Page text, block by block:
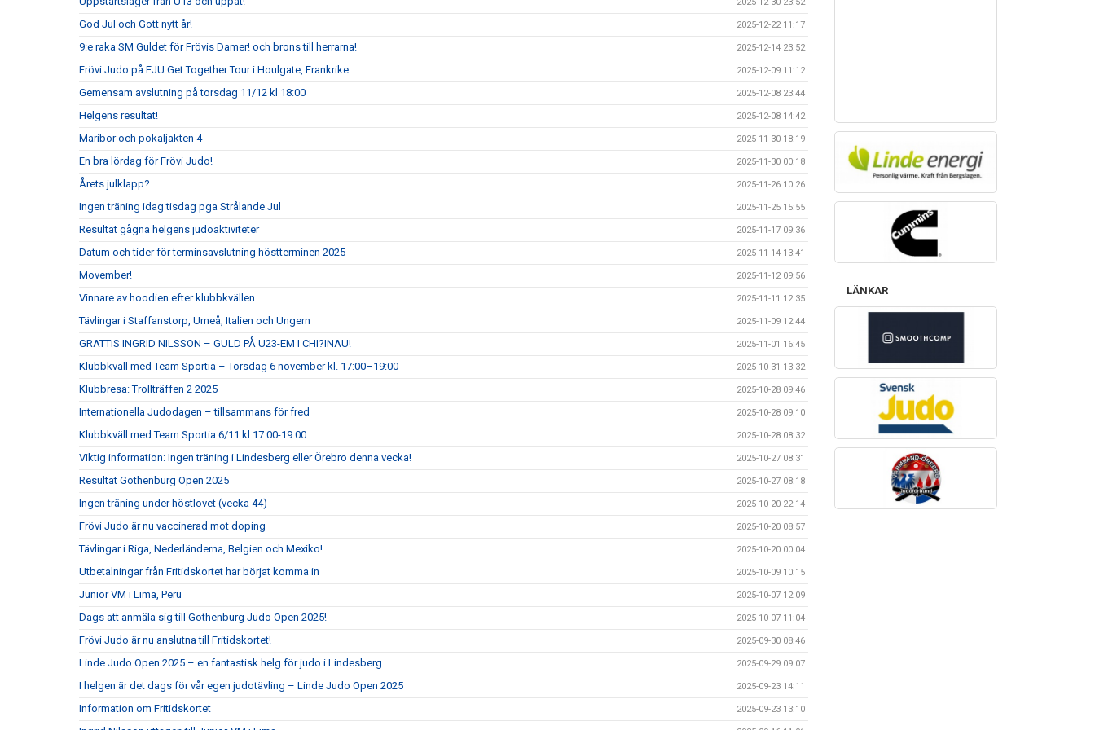
God Jul och Gott nytt år! 2025-12-22 11:17
9:e raka SM Guldet för Frövis Damer! och brons till herrarna! 2025-12-14 23:52
Frövi Judo på EJU Get Together Tour i Houlgate, Frankrike 2025-12-09 11:12
Gemensam avslutning på torsdag 11/12 kl 18:00 2025-12-08 23:44
Helgens resultat! 2025-12-08 14:42
Maribor och pokaljakten 4 2025-11-30 18:19
En bra lördag för Frövi Judo! 2025-11-30 00:18
Årets julklapp? 2025-11-26 10:26
Ingen träning idag tisdag pga Strålande Jul 2025-11-25 15:55
Resultat gågna helgens judoaktiviteter 2025-11-17 09:36
Datum och tider för terminsavslutning höstterminen 2025 2025-11-14 13:41
Movember! 2025-11-12 09:56
Vinnare av hoodien efter klubbkvällen 2025-11-11 12:35
Tävlingar i Staffanstorp, Umeå, Italien och Ungern 2025-11-09 12:44
GRATTIS INGRID NILSSON – GULD PÅ U23-EM I CHI?INAU! 2025-11-01 16:45
Klubbkväll med Team Sportia – Torsdag 6 november kl. 17:00–19:00 2025-10-31 13:32
Klubbresa: Trollträffen 2 2025 2025-10-28 09:46
Internationella Judodagen – tillsammans för fred 2025-10-28 09:10
Klubbkväll med Team Sportia 6/11 kl 17:00-19:00 2025-10-28 08:32
Viktig information: Ingen träning i Lindesberg eller Örebro denna vecka! 2025-10-27 08:31
Resultat Gothenburg Open 2025 2025-10-27 08:18
Ingen träning under höstlovet (vecka 44) 2025-10-20 22:14
Frövi Judo är nu vaccinerad mot doping 2025-10-20 08:57
Tävlingar i Riga, Nederländerna, Belgien och Mexiko! 2025-10-20 00:04
Utbetalningar från Fritidskortet har börjat komma in 2025-10-09 10:15
Junior VM i Lima, Peru 2025-10-07 12:09
Dags att anmäla sig till Gothenburg Judo Open 2025! 2025-10-07 11:04
Frövi Judo är nu anslutna till Fritidskortet! 2025-09-30 08:46
Linde Judo Open 2025 – en fantastisk helg för judo i Lindesberg 2025-09-29 09:07
I helgen är det dags för vår egen judotävling – Linde Judo Open 2025 2025-09-23 14:11
Information om Fritidskortet 2025-09-23 13:10
LÄNKAR